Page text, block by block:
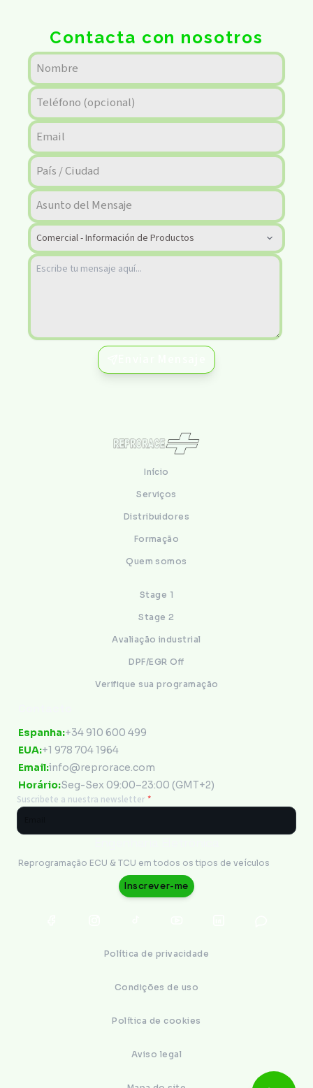
Contacta con nosotros
Início
Serviços
Distribuidores
Formação
Quem somos
Stage 1
Stage 2
Avaliação industrial
DPF/EGR Off
Verifique sua programação
Espanha:+34 910 600 499
EUA:+1 978 704 1964
Email:info@reprorace.com
Horário:Seg-Sex 09:00–23:00 (GMT+2)
Suscribete a nuestra newsletter *
Reprogramação ECU & TCU em todos os tipos de veículos
Inscrever-me
Política de privacidade
Condições de uso
Política de cookies
Aviso legal